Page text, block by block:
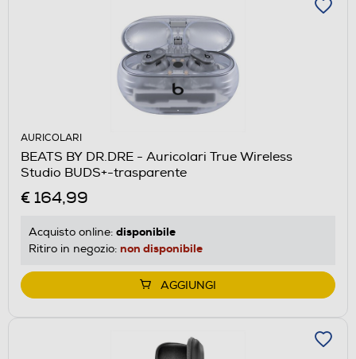
AURICOLARI
BEATS BY DR.DRE - Auricolari True Wireless
Studio BUDS+-trasparente
€ 164,99
Acquisto online: disponibile
Ritiro in negozio: non disponibile
AGGIUNGI